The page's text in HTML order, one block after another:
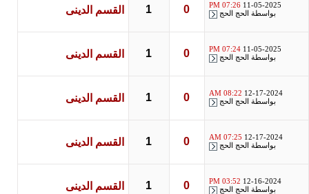
11-05-2025
07:26 PM
بواسطةالحج الحج القسم الدينى
11-05-2025
07:24 PM
بواسطةالحج الحج القسم الدينى
12-17-2024
08:22 AM
بواسطةالحج الحج القسم الدينى
12-17-2024
07:25 AM
بواسطةالحج الحج القسم الدينى
12-16-2024
03:52 PM
بواسطةالحج الحج القسم الدينى